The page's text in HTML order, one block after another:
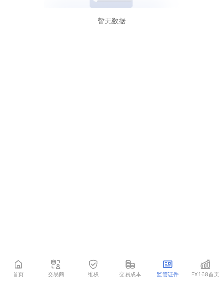
暂无数据
首页 交易商 维权 交易成本 监管证件 FX168首页